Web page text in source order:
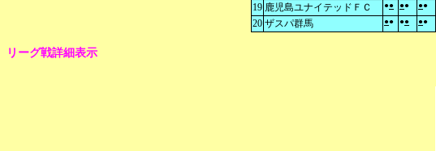
19 鹿児島ユナイテッドＦＣ ●● ●● ●●
20 ザスパ群馬 ●● ●● ●●
リーグ戦詳細表示